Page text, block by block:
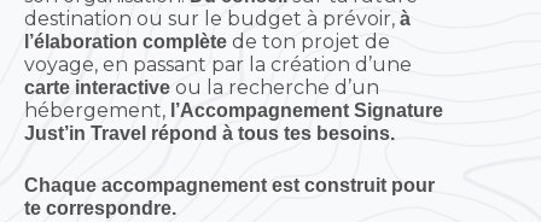
destination ou sur le budget à prévoir, à
l’élaboration complète de ton projet de
voyage, en passant par la création d’une
carte interactive ou la recherche d’un
hébergement, l’Accompagnement Signature
Just’in Travel répond à tous tes besoins.
Chaque accompagnement est construit pour
te correspondre.